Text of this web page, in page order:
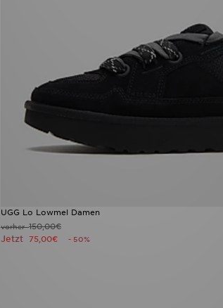
UGG Lo Lowmel Damen
vorher150,00€
Jetzt 75,00€ - 50%